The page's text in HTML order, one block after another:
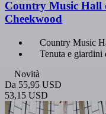
Country Music Hall
Cheekwood
Country Music
Tenuta e giardini
Novità
Da 55,95 USD
53,15 USD